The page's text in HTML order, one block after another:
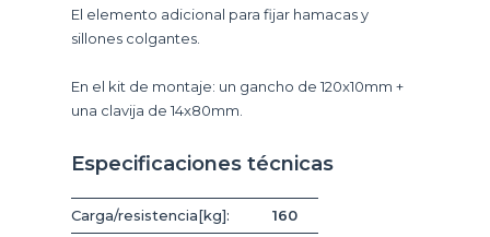
El elemento adicional para fijar hamacas y
sillones colgantes.
En el kit de montaje: un gancho de 120x10mm +
una clavija de 14x80mm.
Especificaciones técnicas
Carga/resistencia[kg]:
160